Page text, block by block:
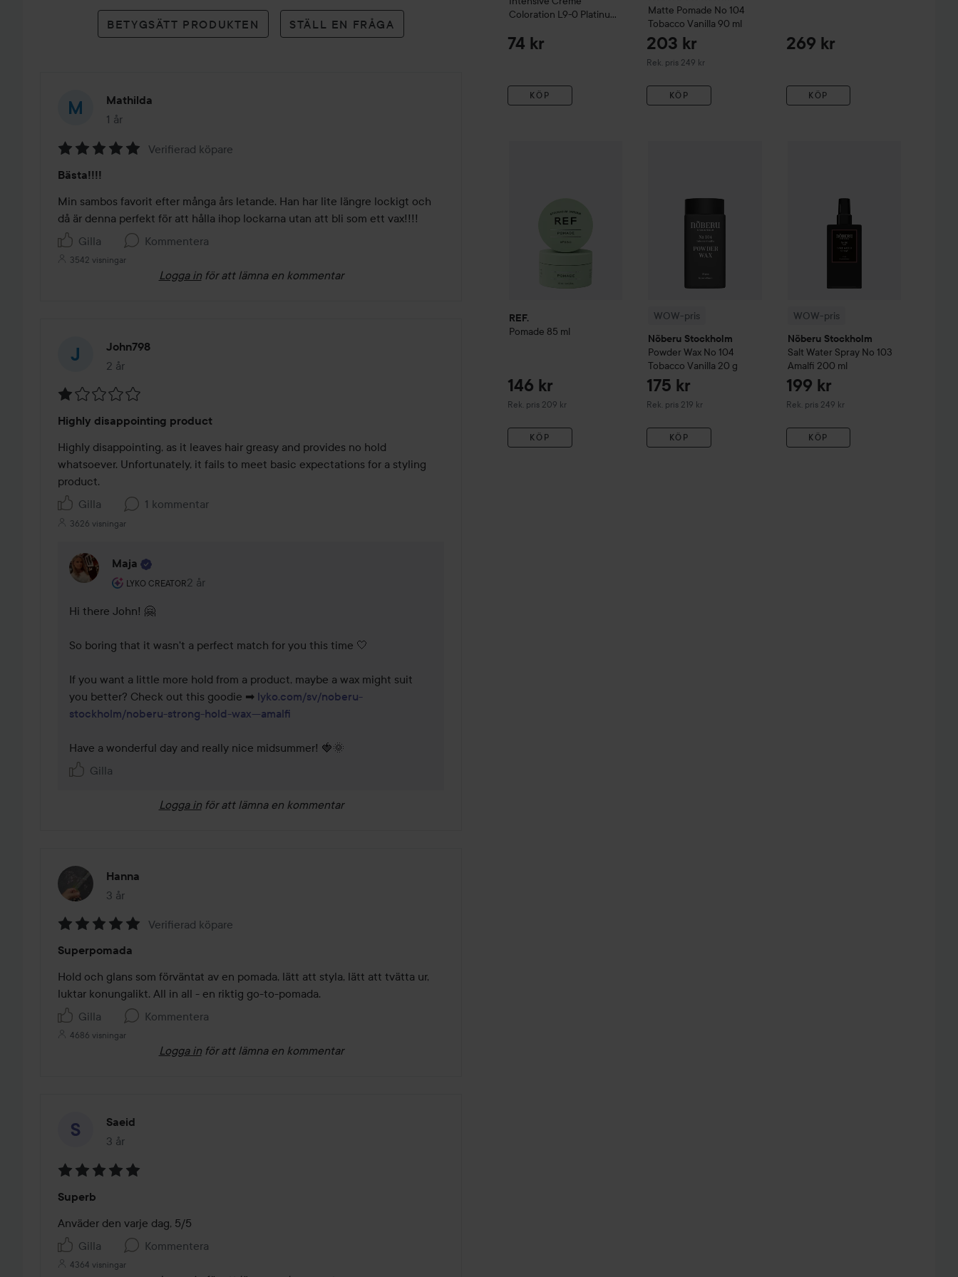
BETYGSÄTT PRODUKTEN STÄLL EN FRÅGA
Mathilda
1 år
Inlägget skapades 1 år
5
av
5
Verifierad köpare
Bästa!!!!
Min sambos favorit efter många års letande. Han har lite längre lockigt och
då är denna perfekt för att hålla ihop lockarna utan att bli som ett vax!!!!
Gilla
Kommentera
3542 visningar
Logga in för att lämna en kommentar
John798
2 år
Inlägget skapades 2 år
1
av
5
Highly disappointing product
Highly disappointing, as it leaves hair greasy and provides no hold
whatsoever. Unfortunately, it fails to meet basic expectations for a styling
product.
Gilla
1 kommentar
3626 visningar
Maja
LYKO CREATOR
Användarens roll: Lyko Creator.
2 år
Kommentaren lades 2 år
Hi there John! 🤗
So boring that it wasn't a perfect match for you this time 🤍
If you want a little more hold from a product, maybe a wax might suit
you better? Check out this goodie ➡ lyko.com/sv/noberu-
stockholm/noberu-strong-hold-wax---amalfi
Have a wonderful day and really nice midsummer! 🍓🌞
Gilla
Logga in för att lämna en kommentar
Hanna
3 år
Inlägget skapades 3 år
5
av
5
Verifierad köpare
Superpomada
Hold och glans som förväntat av en pomada, lätt att styla, lätt att tvätta ur,
luktar konungalikt. All in all - en riktig go-to-pomada.
Gilla
Kommentera
4686 visningar
Logga in för att lämna en kommentar
Saeid
3 år
Inlägget skapades 3 år
5
av
5
Superb
Anväder den varje dag, 5/5
Gilla
Kommentera
4364 visningar
Coloration L9-0 Platinum
74 kr
KÖP
Matte Pomade No 104
Tobacco Vanilla 90 ml
203 kr
Rek. pris 249 kr
Rekommenderat pris 249 kr
KÖP
269 kr
KÖP
REF.
Pomade 85 ml
146 kr
Rek. pris 209 kr
Rekommenderat pris 209 kr
KÖP
WOW-pris
Nõberu Stockholm
Powder Wax No 104
Tobacco Vanilla 20 g
175 kr
Rek. pris 219 kr
Rekommenderat pris 219 kr
KÖP
WOW-pris
Nõberu Stockholm
Salt Water Spray No 103
Amalfi 200 ml
199 kr
Rek. pris 249 kr
Rekommenderat pris 249 kr
KÖP